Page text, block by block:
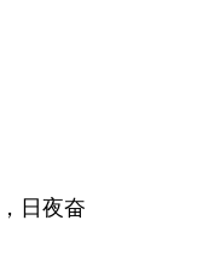
日夜奋